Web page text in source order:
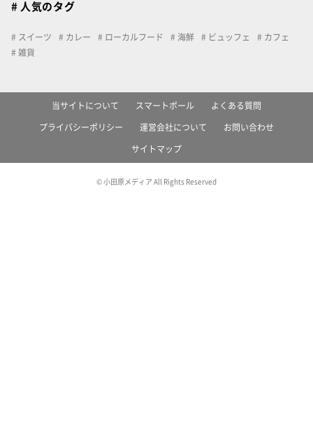
# 人気のタグ
スイーツ カレー ローカルフード 海鮮 ビュッフェ
カフェ
雑貨
当サイトについて スマートポール よくある質問
プライバシーポリシー 運営会社について お問い合わせ
サイトマップ
© 小田原メディア All Rights Reserved